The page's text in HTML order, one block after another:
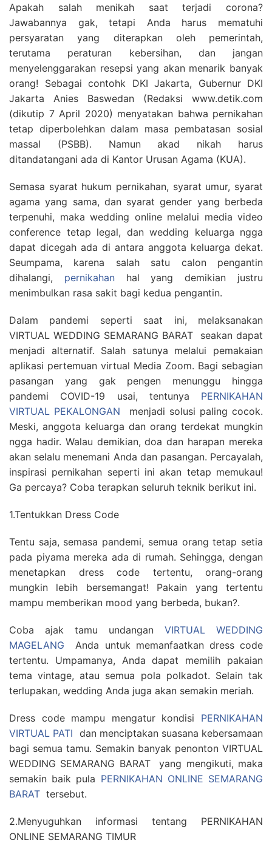
Apakah salah menikah saat terjadi corona?
Jawabannya gak, tetapi Anda harus mematuhi
persyaratan yang diterapkan oleh pemerintah,
terutama peraturan kebersihan, dan jangan
menyelenggarakan resepsi yang akan menarik banyak
orang! Sebagai contohk DKI Jakarta, Gubernur DKI
Jakarta Anies Baswedan (Redaksi www.detik.com
(dikutip 7 April 2020) menyatakan bahwa pernikahan
tetap diperbolehkan dalam masa pembatasan sosial
massal (PSBB). Namun akad nikah harus
ditandatangani ada di Kantor Urusan Agama (KUA).
Semasa syarat hukum pernikahan, syarat umur, syarat
agama yang sama, dan syarat gender yang berbeda
terpenuhi, maka wedding online melalui media video
conference tetap legal, dan wedding keluarga ngga
dapat dicegah ada di antara anggota keluarga dekat.
Seumpama, karena salah satu calon pengantin
dihalangi, pernikahanhal yang demikian justru
menimbulkan rasa sakit bagi kedua pengantin.
Dalam pandemi seperti saat ini, melaksanakan
VIRTUAL WEDDING SEMARANG BARAT seakan dapat
menjadi alternatif. Salah satunya melalui pemakaian
aplikasi pertemuan virtual Media Zoom. Bagi sebagian
pasangan yang gak pengen menunggu hingga
pandemi COVID-19 usai, tentunya PERNIKAHAN
VIRTUAL PEKALONGAN menjadi solusi paling cocok.
Meski, anggota keluarga dan orang terdekat mungkin
ngga hadir. Walau demikian, doa dan harapan mereka
akan selalu menemani Anda dan pasangan. Percayalah,
inspirasi pernikahan seperti ini akan tetap memukau!
Ga percaya? Coba terapkan seluruh teknik berikut ini.
1.Tentukkan Dress Code
Tentu saja, semasa pandemi, semua orang tetap setia
pada piyama mereka ada di rumah. Sehingga, dengan
menetapkan dress code tertentu, orang-orang
mungkin lebih bersemangat! Pakain yang tertentu
mampu memberikan mood yang berbeda, bukan?.
Coba ajak tamu undangan VIRTUAL WEDDING
MAGELANG Anda untuk memanfaatkan dress code
tertentu. Umpamanya, Anda dapat memilih pakaian
tema vintage, atau semua pola polkadot. Selain tak
terlupakan, wedding Anda juga akan semakin meriah.
Dress code mampu mengatur kondisi PERNIKAHAN
VIRTUAL PATI dan menciptakan suasana kebersamaan
bagi semua tamu. Semakin banyak penonton VIRTUAL
WEDDING SEMARANG BARAT yang mengikuti, maka
semakin baik pula PERNIKAHAN ONLINE SEMARANG
BARAT tersebut.
2.Menyuguhkan informasi tentang PERNIKAHAN
ONLINE SEMARANG TIMUR